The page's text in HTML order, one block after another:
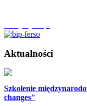
Aktualności
Szkolenie
changes"